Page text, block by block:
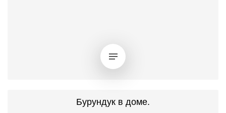
Бурундук в доме.